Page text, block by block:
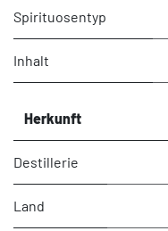
Spirituosentyp
Inhalt
Herkunft
Destillerie
Land